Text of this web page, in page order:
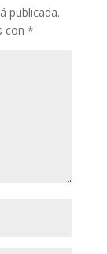
publicada.
con *